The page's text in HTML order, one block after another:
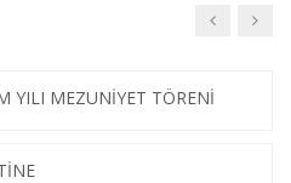
YILI MEZUNİYET TÖRENİ